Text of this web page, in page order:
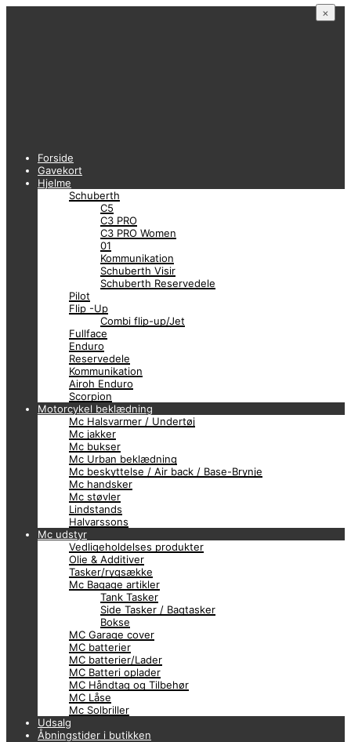
Forside
Gavekort
Hjelme
Schuberth
C5
C3 PRO
C3 PRO Women
01
Kommunikation
Schuberth Visir
Schuberth Reservedele
Pilot
Flip -Up
Combi flip-up/Jet
Fullface
Enduro
Reservedele
Kommunikation
Airoh Enduro
Scorpion
Motorcykel beklædning
Mc Halsvarmer / Undertøj
Mc jakker
Mc bukser
Mc Urban beklædning
Mc beskyttelse / Air back / Base-Brynje
Mc handsker
Mc støvler
Lindstands
Halvarssons
Mc udstyr
Vedligeholdelses produkter
Olie & Additiver
Tasker/rygsække
Mc Bagage artikler
Tank Tasker
Side Tasker / Bagtasker
Bokse
MC Garage cover
MC batterier
MC batterier/Lader
MC Batteri oplader
MC Håndtag og Tilbehør
MC Låse
Mc Solbriller
Udsalg
Åbningstider i butikken
×